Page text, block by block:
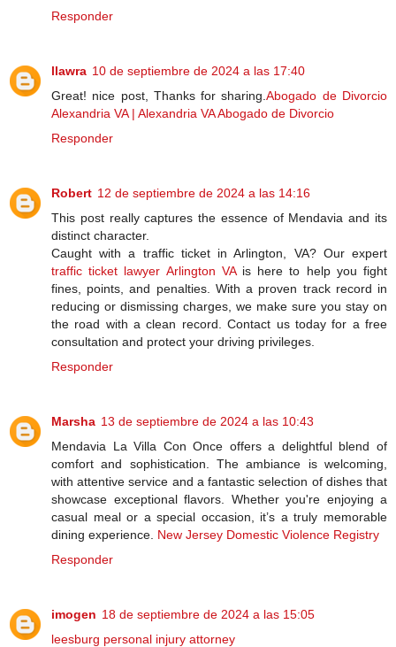
Responder
llawra 10 de septiembre de 2024 a las 17:40
Great! nice post, Thanks for sharing.Abogado de Divorcio
Alexandria VA | Alexandria VA Abogado de Divorcio
Responder
Robert 12 de septiembre de 2024 a las 14:16
This post really captures the essence of Mendavia and its
distinct character.
Caught with a traffic ticket in Arlington, VA? Our expert
traffic ticket lawyer Arlington VAis here to help you fight
fines, points, and penalties. With a proven track record in
reducing or dismissing charges, we make sure you stay on
the road with a clean record. Contact us today for a free
consultation and protect your driving privileges.
Responder
Marsha 13 de septiembre de 2024 a las 10:43
Mendavia La Villa Con Once offers a delightful blend of
comfort and sophistication. The ambiance is welcoming,
with attentive service and a fantastic selection of dishes that
showcase exceptional flavors. Whether you're enjoying a
casual meal or a special occasion, it’s a truly memorable
dining experience. New Jersey Domestic Violence Registry
Responder
imogen 18 de septiembre de 2024 a las 15:05
leesburg personal injury attorney